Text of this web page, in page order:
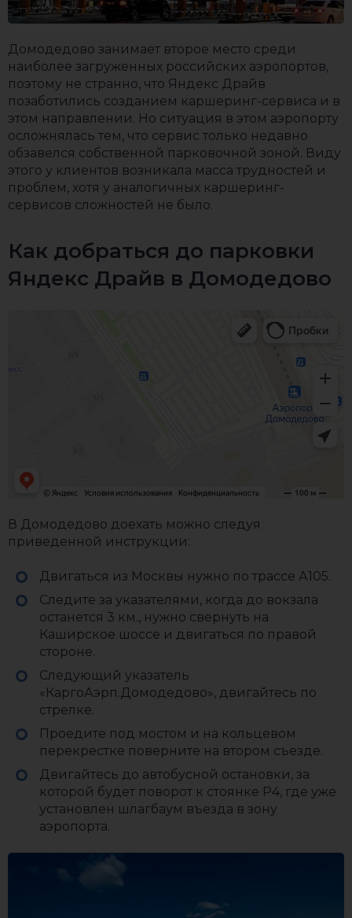
Домодедово занимает второе место среди
наиболее загруженных российских аэропортов,
поэтому не странно, что Яндекс Драйв
позаботились созданием каршеринг-сервиса и в
этом направлении. Но ситуация в этом аэропорту
осложнялась тем, что сервис только недавно
обзавелся собственной парковочной зоной. Виду
этого у клиентов возникала масса трудностей и
проблем, хотя у аналогичных каршеринг-
сервисов сложностей не было.
Как добраться до парковки
Яндекс Драйв в Домодедово
В Домодедово доехать можно следуя
приведенной инструкции:
Двигаться из Москвы нужно по трассе А105.
Следите за указателями, когда до вокзала
останется 3 км., нужно свернуть на
Каширское шоссе и двигаться по правой
стороне.
Следующий указатель
«КаргоАэрп.Домодедово», двигайтесь по
стрелке.
Проедите под мостом и на кольцевом
перекрестке поверните на втором съезде.
Двигайтесь до автобусной остановки, за
которой будет поворот к стоянке Р4, где уже
установлен шлагбаум въезда в зону
аэропорта.